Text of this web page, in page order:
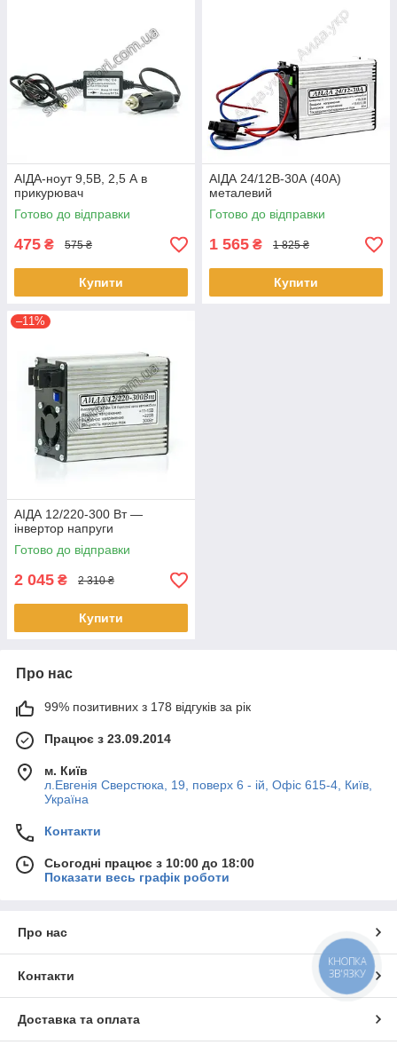
АІДА-ноут 9,5В, 2,5 А в
прикурювач
Готово до відправки
475 ₴ 575 ₴
Купити
АІДА 24/12В-30А (40А)
металевий
Готово до відправки
1 565 ₴ 1 825 ₴
Купити
–11%
АІДА 12/220-300 Вт —
інвертор напруги
Готово до відправки
2 045 ₴ 2 310 ₴
Купити
Про нас
99% позитивних з 178 відгуків за рік
Працює з 23.09.2014
м. Київ
л.Евгенія Сверстюка, 19, поверх 6 - ій, Офіс 615-4, Київ,
Україна
Контакти
Сьогодні працює з 10:00 до 18:00
Показати весь графік роботи
Про нас
Контакти
Доставка та оплата
КНОПКА
ЗВ'ЯЗКУ